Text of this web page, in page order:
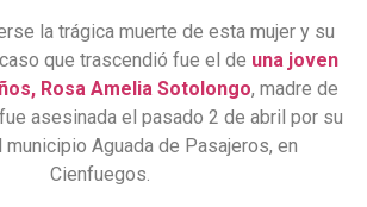
la trágica muerte de esta mujer y su
que trascendió fue el de una joven
Rosa Amelia Sotolongo, madre de
asesinada el pasado 2 de abril por su
municipio Aguada de Pasajeros, en
Cienfuegos.